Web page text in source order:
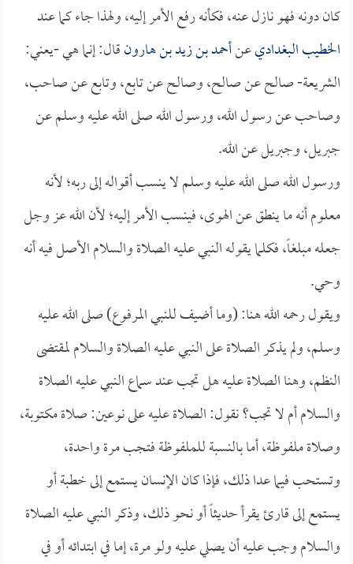
كان دونه فهو نازل عنه، فكأنه رفع الأمر إليه، ولهذا جاء كما عند
الخطيب البغداديعنأحمد بن زيد بن هارونقال: إنما هي -يعني:
الشريعة- صالح عن صالح، وصالح عن تابع، وتابع عن صاحب،
وصاحب عن رسول الله، ورسول الله صلى الله عليه وسلم عن
جبريل، وجبريل عن الله.
ورسول الله صلى الله عليه وسلم لا ينسب أقواله إلى ربه؛ لأنه
معلوم أنه ما ينطق عن الهوى، فينسب الأمر إليه؛ لأن الله عز وجل
جعله مبلغاً، فكلما يقوله النبي عليه الصلاة والسلام الأصل فيه أنه
وحي.
ويقول رحمه الله هنا: (وما أضيف للنبي المرفوع) صلى الله عليه
وسلم، ولم يذكر الصلاة على النبي عليه الصلاة والسلام لمقتضى
النظم، وهنا الصلاة عليه هل تجب عند سماع النبي عليه الصلاة
والسلام أم لا تجب؟ نقول: الصلاة عليه على نوعين: صلاة مكتوبة،
وصلاة ملفوظة، أما بالنسبة للملفوظة فتجب مرة واحدة،
وتستحب فيما عدا ذلك، فإذا كان الإنسان يستمع إلى خطبة أو
يستمع إلى قارئ يقرأ حديثاً أو نحو ذلك، وذكر النبي عليه الصلاة
والسلام وجب عليه أن يصلي عليه ولو مرة، إما في ابتدائه أو في